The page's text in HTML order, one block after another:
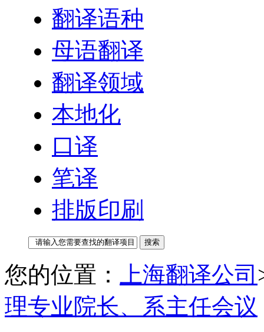
翻译语种
母语翻译
翻译领域
本地化
口译
笔译
排版印刷
您的位置： 上海翻译公司
理专业院长、系主任会议